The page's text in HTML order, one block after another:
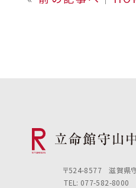
〒524-8577 滋賀県
TEL: 077-582-8000